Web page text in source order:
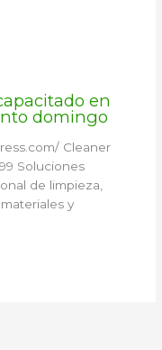
en
domingo
Cleaner
Soluciones
de limpieza,
y